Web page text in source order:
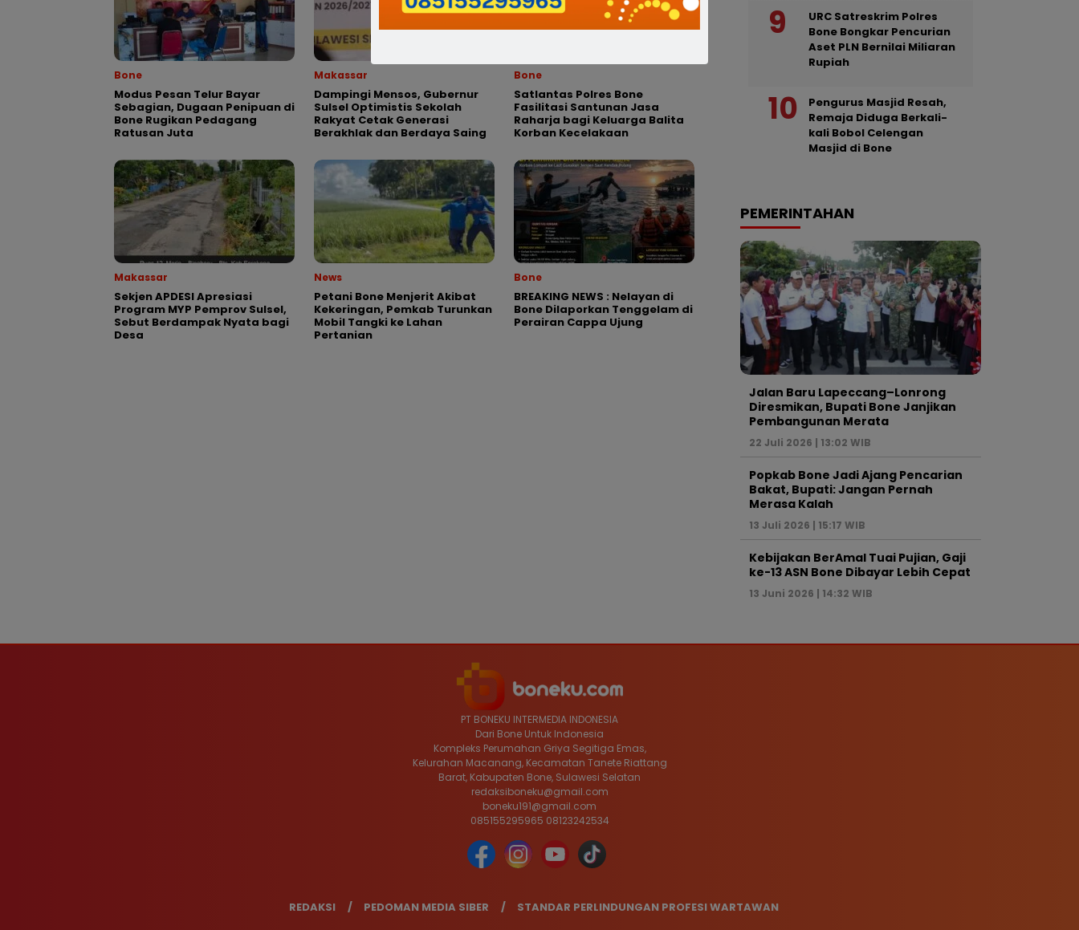
Bone
Modus Pesan Telur Bayar
Sebagian, Dugaan Penipuan di
Bone Rugikan Pedagang
Ratusan Juta
Makassar
Dampingi Mensos, Gubernur
Sulsel Optimistis Sekolah
Rakyat Cetak Generasi
Berakhlak dan Berdaya Saing
Bone
Satlantas Polres Bone
Fasilitasi Santunan Jasa
Raharja bagi Keluarga Balita
Korban Kecelakaan
Makassar
Sekjen APDESI Apresiasi
Program MYP Pemprov Sulsel,
Sebut Berdampak Nyata bagi
Desa
News
Petani Bone Menjerit Akibat
Kekeringan, Pemkab Turunkan
Mobil Tangki ke Lahan
Pertanian
Bone
BREAKING NEWS : Nelayan di
Bone Dilaporkan Tenggelam di
Perairan Cappa Ujung
URC Satreskrim Polres
Bone Bongkar Pencurian
Aset PLN Bernilai Miliaran
Rupiah
Pengurus Masjid Resah,
Remaja Diduga Berkali-
kali Bobol Celengan
Masjid di Bone
PEMERINTAHAN
Jalan Baru Lapeccang–Lonrong
Diresmikan, Bupati Bone Janjikan
Pembangunan Merata
22 Juli 2026 | 13:02 WIB
Popkab Bone Jadi Ajang Pencarian
Bakat, Bupati: Jangan Pernah
Merasa Kalah
13 Juli 2026 | 15:17 WIB
Kebijakan BerAmal Tuai Pujian, Gaji
ke-13 ASN Bone Dibayar Lebih Cepat
13 Juni 2026 | 14:32 WIB
PT BONEKU INTERMEDIA INDONESIA
Dari Bone Untuk Indonesia
Kompleks Perumahan Griya Segitiga Emas,
Kelurahan Macanang, Kecamatan Tanete Riattang
Barat, Kabupaten Bone, Sulawesi Selatan
redaksiboneku@gmail.com
boneku191@gmail.com
085155295965 08123242534
REDAKSI PEDOMAN MEDIA SIBER STANDAR PERLINDUNGAN PROFESI WARTAWAN